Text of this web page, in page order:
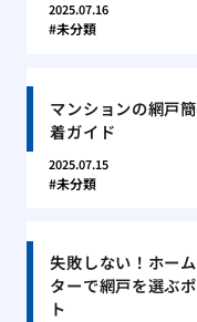
2025.07.16
未分類
マンションの網戸
着ガイド
2025.07.15
未分類
失敗しない！ホー
ターで網戸を選ぶ
ト